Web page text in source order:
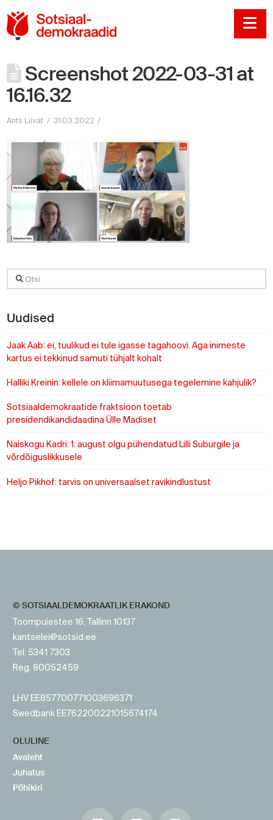
Screenshot 2022-03-31 at
16.16.32
Ants Liivat 31.03.2022
Otsi
Uudised
Jaak Aab: ei, tuulikud ei tule igasse tagahoovi. Aga inimeste
kartus ei tekkinud samuti tühjalt kohalt
Halliki Kreinin: kellele on kliimamuutusega tegelemine kahjulik?
Sotsiaaldemokraatide fraktsioon toetab
presidendikandidaadina Ülle Madiset
Naiskogu Kadri: 1. august olgu pühendatud Lilli Suburgile ja
võrdõiguslikkusele
Heljo Pikhof: tarvis on universaalset ravikindlustust
© SOTSIAALDEMOKRAATLIK ERAKOND
Toompuiestee 16, Tallinn 10137
kantselei@sotsid.ee
Tel: 5341 7303
Reg. 80052459
LHV EE857700771003696371
Swedbank EE762200221015674174
OLULINE
Avaleht
Juhatus
Põhikiri